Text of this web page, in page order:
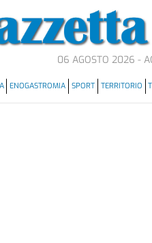
06 AGOSTO 2026 -
ENOGASTROMIA SPORT TERRITORIO